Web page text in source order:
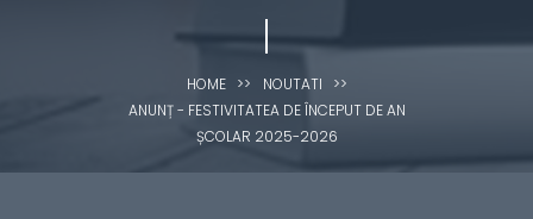
HOME>> NOUTATI
>>
ANUNȚ - FESTIVITATEA DE ÎNCEPUT DE AN
ȘCOLAR 2025-2026